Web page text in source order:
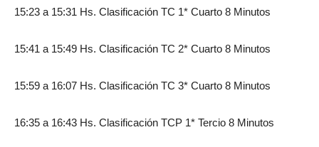
15:23 a 15:31 Hs. Clasificación TC 1* Cuarto 8 Minutos
15:41 a 15:49 Hs. Clasificación TC 2* Cuarto 8 Minutos
15:59 a 16:07 Hs. Clasificación TC 3* Cuarto 8 Minutos
16:35 a 16:43 Hs. Clasificación TCP 1* Tercio 8 Minutos